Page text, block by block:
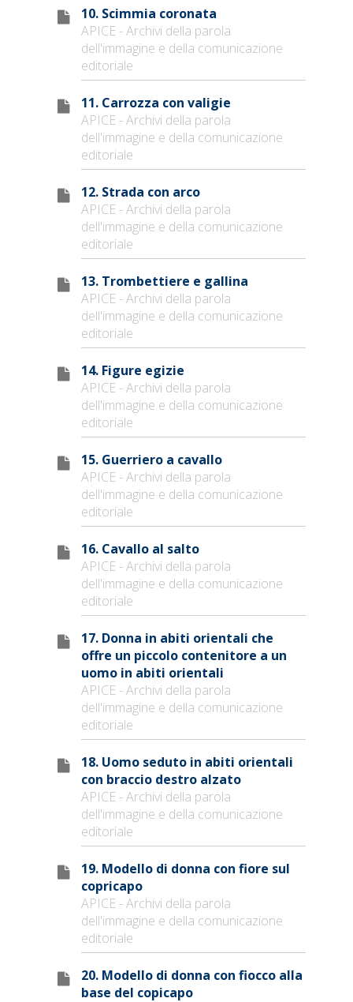
10. Scimmia coronata
APICE - Archivi della parola
dell'immagine e della comunicazione
editoriale
11. Carrozza con valigie
APICE - Archivi della parola
dell'immagine e della comunicazione
editoriale
12. Strada con arco
APICE - Archivi della parola
dell'immagine e della comunicazione
editoriale
13. Trombettiere e gallina
APICE - Archivi della parola
dell'immagine e della comunicazione
editoriale
14. Figure egizie
APICE - Archivi della parola
dell'immagine e della comunicazione
editoriale
15. Guerriero a cavallo
APICE - Archivi della parola
dell'immagine e della comunicazione
editoriale
16. Cavallo al salto
APICE - Archivi della parola
dell'immagine e della comunicazione
editoriale
17. Donna in abiti orientali che
offre un piccolo contenitore a un
uomo in abiti orientali
APICE - Archivi della parola
dell'immagine e della comunicazione
editoriale
18. Uomo seduto in abiti orientali
con braccio destro alzato
APICE - Archivi della parola
dell'immagine e della comunicazione
editoriale
19. Modello di donna con fiore sul
copricapo
APICE - Archivi della parola
dell'immagine e della comunicazione
editoriale
20. Modello di donna con fiocco alla
base del copicapo